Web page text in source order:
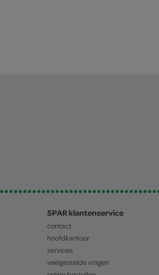
SPAR klantenservice
contact
hoofdkantoor
services
veelgestelde vragen